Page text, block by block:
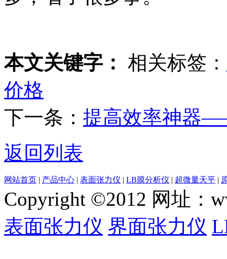
本文关键字： 相关标签：
价格
下一条： 提高效率神器
返回列表
网站首页 | 产品中心 | 表面张力仪 | LB膜分析仪 | 超微量天平 |
Copyright ©2012 网址：
表面张力仪 界面张力仪